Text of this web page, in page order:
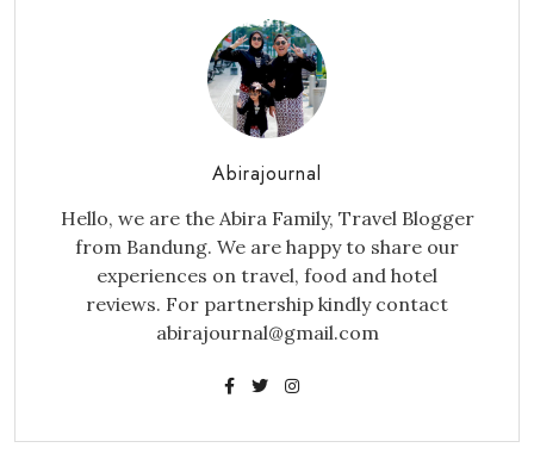
Abirajournal
Hello, we are the Abira Family, Travel Blogger
from Bandung. We are happy to share our
experiences on travel, food and hotel
reviews. For partnership kindly contact
abirajournal@gmail.com